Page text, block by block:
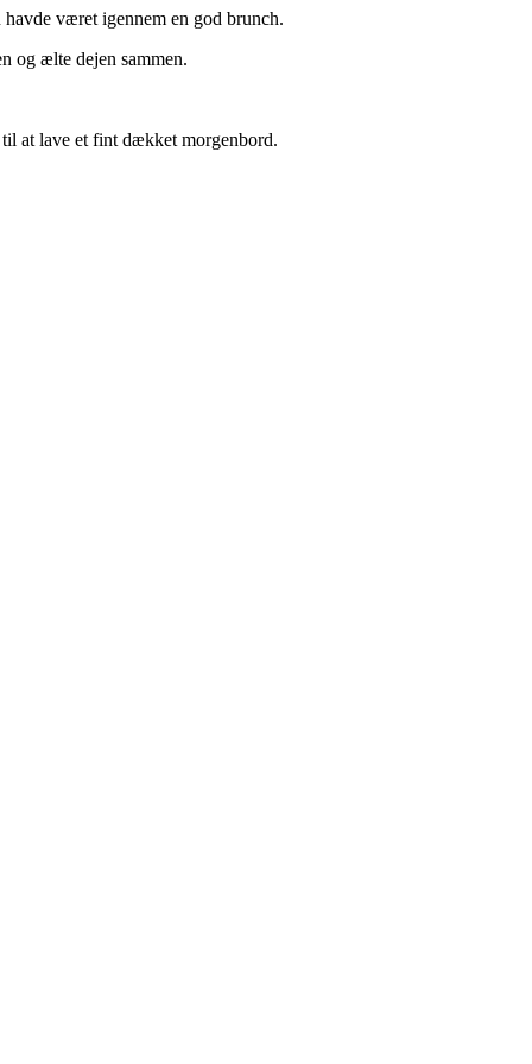
været igennem en god brunch.
og ælte dejen sammen.
at lave et fint dækket morgenbord.